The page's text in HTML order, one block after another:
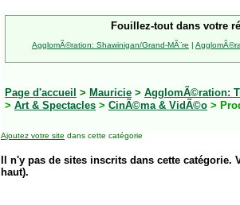
Fouillez-tout dans votre
AgglomÃ©ration: Shawinigan/Grand-MÃ¨re |
Page d'accueil > Mauricie > AgglomÃ©ration:
> Art & Spectacles > CinÃ©ma & VidÃ©o >
Ajoutez votre site dans cette catégorie
Il n'y pas de sites inscrits dans cette
haut).